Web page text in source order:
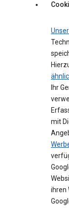
Ihr
mit
ihren